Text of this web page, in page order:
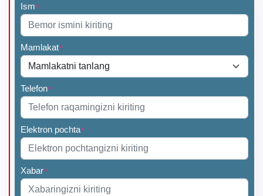
Ism*
Mamlakat*
Telefon*
Elektron pochta*
Xabar*